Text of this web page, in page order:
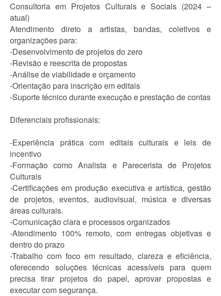
Consultoria em Projetos Culturais e Sociais (2024 –
atual)
Atendimento direto a artistas, bandas, coletivos e
organizações para:
-Desenvolvimento de projetos do zero
-Revisão e reescrita de propostas
-Análise de viabilidade e orçamento
-Orientação para inscrição em editais
-Suporte técnico durante execução e prestação de contas
Diferenciais profissionais:
-Experiência prática com editais culturais e leis de
incentivo
-Formação como Analista e Parecerista de Projetos
Culturais
-Certificações em produção executiva e artística, gestão
de projetos, eventos, audiovisual, música e diversas
áreas culturais.
-Comunicação clara e processos organizados
-Atendimento 100% remoto, com entregas objetivas e
dentro do prazo
-Trabalho com foco em resultado, clareza e eficiência,
oferecendo soluções técnicas acessíveis para quem
precisa tirar projetos do papel, aprovar propostas e
executar com segurança.